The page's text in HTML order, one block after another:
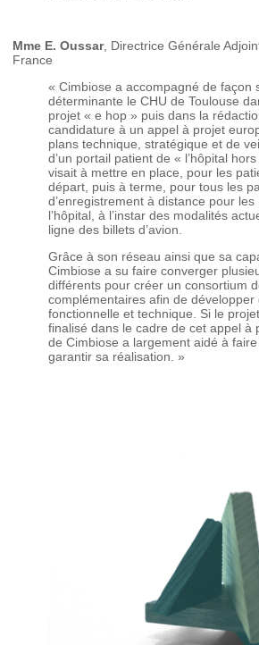
Mme E. Oussar, Directrice Générale
France
« Cimbiose a accompagné de façon
déterminante le CHU de Toulouse
projet « e hop » puis dans la
candidature à un appel à projet
plans technique, stratégique et de
d’un portail patient de « l’hôpital
visait à mettre en place, pour les
départ, puis à terme, pour tous les
d’enregistrement à distance pour
l’hôpital, à l’instar des modalités
ligne des billets d’avion.
Grâce à son réseau ainsi que sa
Cimbiose a su faire converger
différents pour créer un consortium
complémentaires afin de développer
fonctionnelle et technique. Si le
finalisé dans le cadre de cet appel à
de Cimbiose a largement aidé à
garantir sa réalisation. »